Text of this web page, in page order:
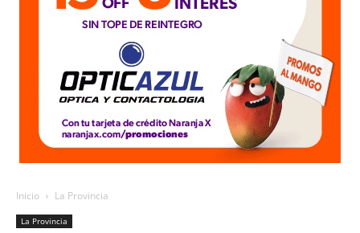
Inicio La Provincia
La Provincia